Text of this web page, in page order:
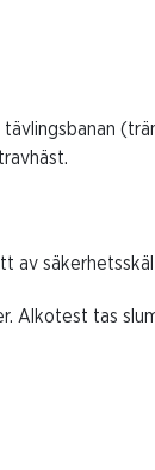
av
Alkotest tas